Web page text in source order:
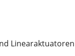
Linearaktuatoren